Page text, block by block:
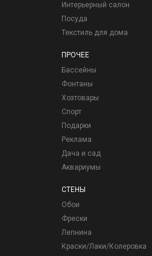
Интерьерный салон
Посуда
Текстиль для дома
ПРОЧЕЕ
Бассейны
Фонтаны
Хозтовары
Спорт
Подарки
Реклама
Дача и сад
Аквариумы
СТЕНЫ
Обои
Фрески
Лепнина
Краски/Лаки/Колеровка